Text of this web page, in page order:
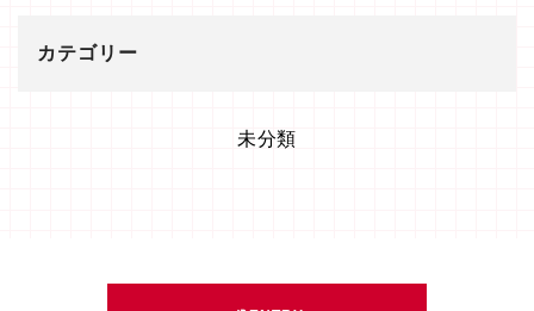
カテゴリー
未分類